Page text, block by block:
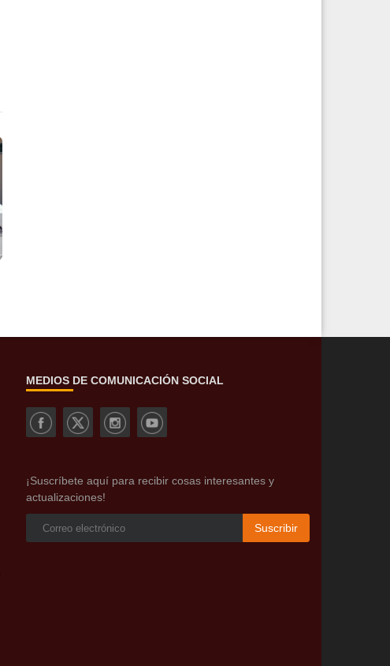
MEDIOS DE COMUNICACIÓN SOCIAL
¡Suscríbete aquí para recibir cosas interesantes y
actualizaciones!
Suscribir